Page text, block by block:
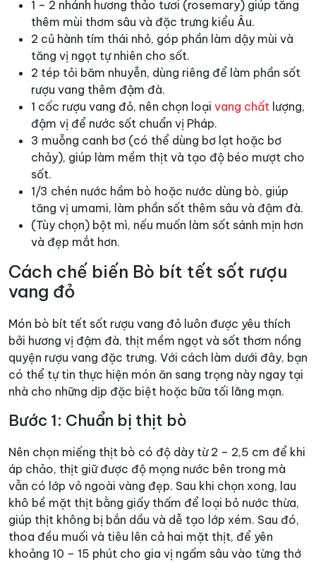
1 – 2 nhánh hương thảo tươi (rosemary) giúp tăng
thêm mùi thơm sâu và đặc trưng kiểu Âu.
2 củ hành tím thái nhỏ, góp phần làm dậy mùi và
tăng vị ngọt tự nhiên cho sốt.
2 tép tỏi băm nhuyễn, dùng riêng để làm phần sốt
rượu vang thêm đậm đà.
1 cốc rượu vang đỏ, nên chọn loại vang chất lượng,
đậm vị để nước sốt chuẩn vị Pháp.
3 muỗng canh bơ (có thể dùng bơ lạt hoặc bơ
chảy), giúp làm mềm thịt và tạo độ béo mượt cho
sốt.
1/3 chén nước hầm bò hoặc nước dùng bò, giúp
tăng vị umami, làm phần sốt thêm sâu và đậm đà.
(Tùy chọn) bột mì, nếu muốn làm sốt sánh mịn hơn
và đẹp mắt hơn.
Cách chế biến Bò bít tết sốt rượu
vang đỏ
Món bò bít tết sốt rượu vang đỏ luôn được yêu thích
bởi hương vị đậm đà, thịt mềm ngọt và sốt thơm nồng
quyện rượu vang đặc trưng. Với cách làm dưới đây, bạn
có thể tự tin thực hiện món ăn sang trọng này ngay tại
nhà cho những dịp đặc biệt hoặc bữa tối lãng mạn.
Bước 1: Chuẩn bị thịt bò
Nên chọn miếng thịt bò có độ dày từ 2 – 2,5 cm để khi
áp chảo, thịt giữ được độ mọng nước bên trong mà
vẫn có lớp vỏ ngoài vàng đẹp. Sau khi chọn xong, lau
khô bề mặt thịt bằng giấy thấm để loại bỏ nước thừa,
giúp thịt không bị bắn dầu và dễ tạo lớp xém. Sau đó,
thoa đều muối và tiêu lên cả hai mặt thịt, để yên
khoảng 10 – 15 phút cho gia vị ngấm sâu vào từng thớ